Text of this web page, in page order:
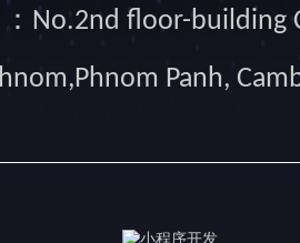
No.2nd floor-building
Panh,